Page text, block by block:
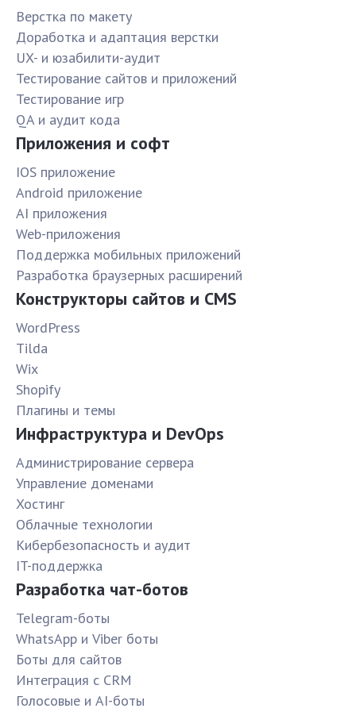
Верстка по макету
Доработка и адаптация верстки
UX- и юзабилити-аудит
Тестирование сайтов и приложений
Тестирование игр
QA и аудит кода
Приложения и софт
IOS приложение
Android приложение
AI приложения
Web-приложения
Поддержка мобильных приложений
Разработка браузерных расширений
Конструкторы сайтов и CMS
WordPress
Tilda
Wix
Shopify
Плагины и темы
Инфраструктура и DevOps
Администрирование сервера
Управление доменами
Хостинг
Облачные технологии
Кибербезопасность и аудит
IT-поддержка
Разработка чат-ботов
Telegram-боты
WhatsApp и Viber боты
Боты для сайтов
Интеграция с CRM
Голосовые и AI-боты